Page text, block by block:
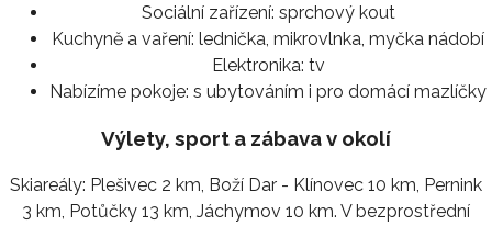
Sociální zařízení: sprchový kout
Kuchyně a vaření: lednička, mikrovlnka, myčka nádobí
Elektronika: tv
Nabízíme pokoje: s ubytováním i pro domácí mazlíčky
Výlety, sport a zábava v okolí
Skiareály: Plešivec 2 km, Boží Dar - Klínovec 10 km, Pernink
3 km, Potůčky 13 km, Jáchymov 10 km. V bezprostřední